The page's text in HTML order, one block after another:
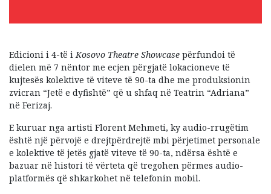
Edicioni i 4-të iKosovo Theatre Showcase përfundoi të
dielen më 7 nëntor me ecjen përgjatë lokacioneve të
kujtesës kolektive të viteve të 90-ta dhe me produksionin
zvicran “Jetë e dyfishtë” që u shfaq në Teatrin “Adriana”
në Ferizaj.
E kuruar nga artisti Florent Mehmeti, ky audio-rrugëtim
është një përvojë e drejtpërdrejtë mbi përjetimet personale
e kolektive të jetës gjatë viteve të 90-ta, ndërsa është e
bazuar në histori të vërteta që tregohen përmes audio-
platformës që shkarkohet në telefonin mobil.